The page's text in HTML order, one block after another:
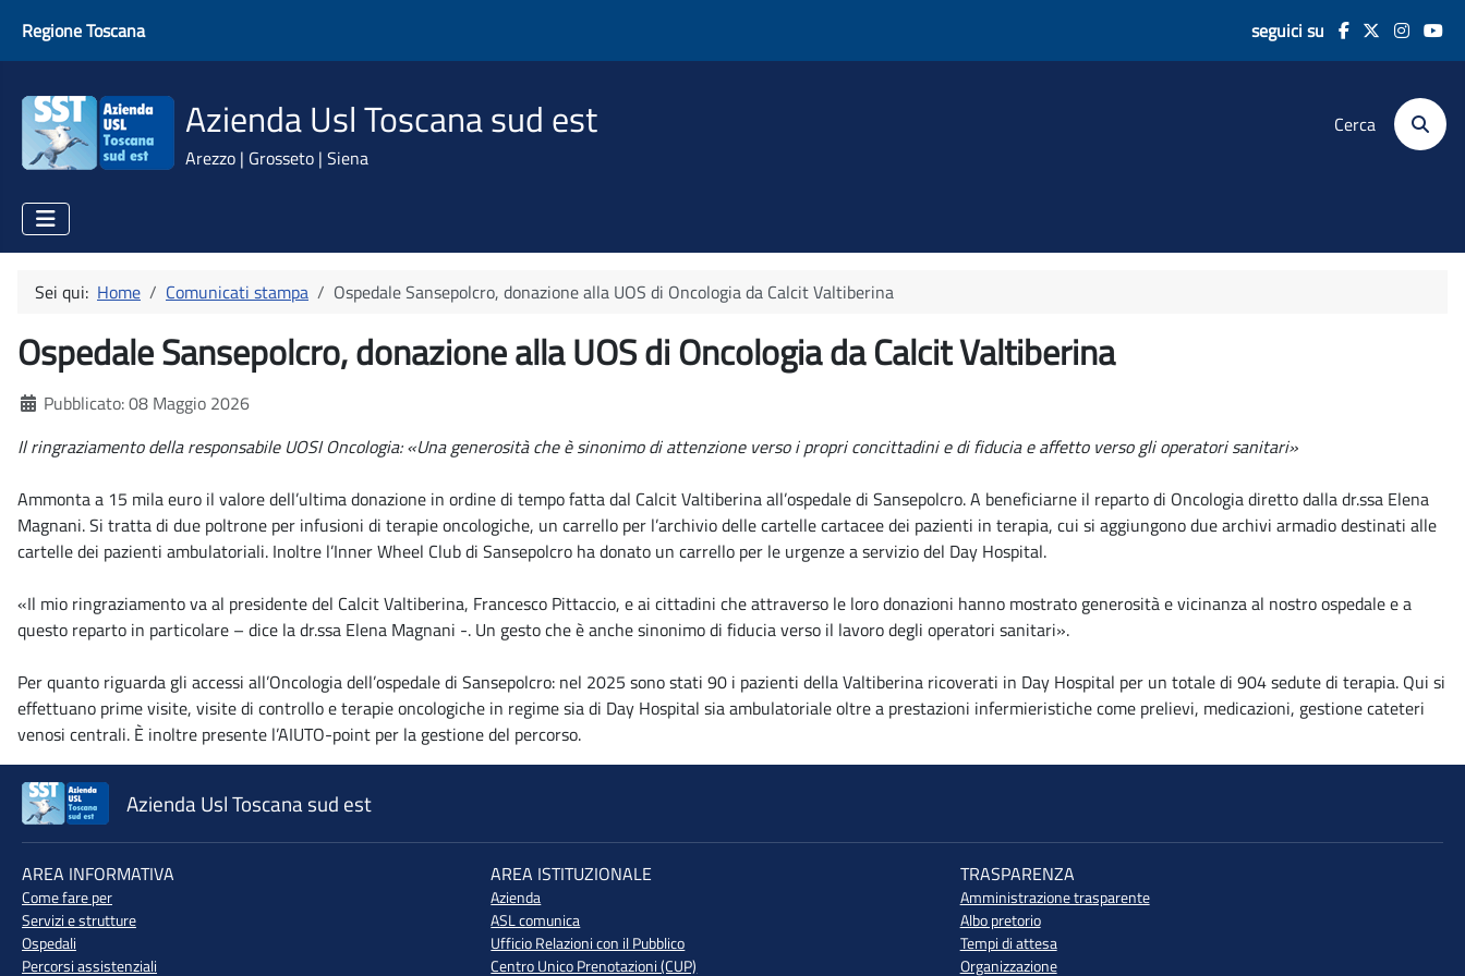
Regione Toscana seguici su
Azienda Usl Toscana sud est
Arezzo | Grosseto | Siena
Cerca
Sei qui: Home Comunicati stampa Ospedale Sansepolcro, donazione alla UOS di Oncologia da Calcit Valtiberina
Ospedale Sansepolcro, donazione alla UOS di Oncologia da Calcit Valtiberina
Dettagli
Pubblicato: 08 Maggio 2026
Il ringraziamento della responsabile UOSI Oncologia: «Una generosità che è sinonimo di attenzione verso i propri concittadini e di fiducia e affetto verso gli operatori sanitari»
Ammonta a 15 mila euro il valore dell’ultima donazione in ordine di tempo fatta dal Calcit Valtiberina all’ospedale di Sansepolcro. A beneficiarne il reparto di Oncologia diretto dalla dr.ssa Elena
Magnani. Si tratta di due poltrone per infusioni di terapie oncologiche, un carrello per l’archivio delle cartelle cartacee dei pazienti in terapia, cui si aggiungono due archivi armadio destinati alle
cartelle dei pazienti ambulatoriali. Inoltre l’Inner Wheel Club di Sansepolcro ha donato un carrello per le urgenze a servizio del Day Hospital.
«Il mio ringraziamento va al presidente del Calcit Valtiberina, Francesco Pittaccio, e ai cittadini che attraverso le loro donazioni hanno mostrato generosità e vicinanza al nostro ospedale e a
questo reparto in particolare – dice la dr.ssa Elena Magnani -. Un gesto che è anche sinonimo di fiducia verso il lavoro degli operatori sanitari».
Per quanto riguarda gli accessi all’Oncologia dell’ospedale di Sansepolcro: nel 2025 sono stati 90 i pazienti della Valtiberina ricoverati in Day Hospital per un totale di 904 sedute di terapia. Qui si
effettuano prime visite, visite di controllo e terapie oncologiche in regime sia di Day Hospital sia ambulatoriale oltre a prestazioni infermieristiche come prelievi, medicazioni, gestione cateteri
venosi centrali. È inoltre presente l’AIUTO-point per la gestione del percorso.
Azienda Usl Toscana sud est
AREA INFORMATIVA
Come fare per
Servizi e strutture
Ospedali
Percorsi assistenziali
AREA ISTITUZIONALE
Azienda
ASL comunica
Ufficio Relazioni con il Pubblico
Centro Unico Prenotazioni (CUP)
TRASPARENZA
Amministrazione trasparente
Albo pretorio
Tempi di attesa
Organizzazione